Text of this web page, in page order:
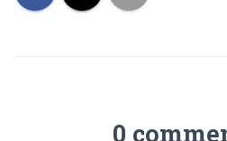
0